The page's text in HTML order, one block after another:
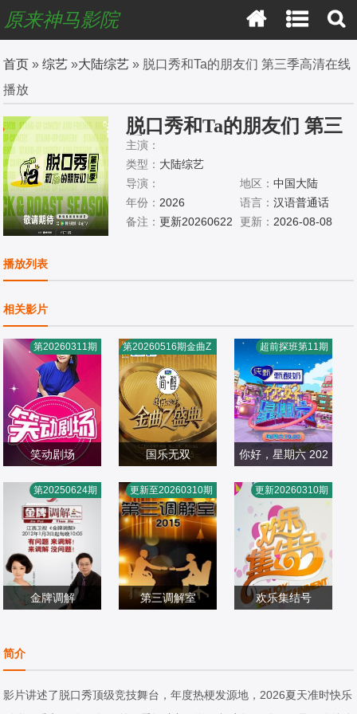
原来神马影院
首页 »综艺 »大陆综艺 » 脱口秀和Ta的朋友们 第三季高清在线
播放
脱口秀和Ta的朋友们 第三
季
主演：
类型： 大陆综艺
导演：
地区： 中国大陆
年份： 2026 语言： 汉语普通话
备注：更新20260622 更新： 2026-08-08
播放列表
相关影片
笑动剧场
志文,曹云金,文松
大陆综艺
2023/大陆
第20260311期
国乐无双
杰,雷佳,李宇春,梁
咏琪,单依纯,宋亚
轩,王菀之,王栎鑫,
张子墨,何浩楠,李
昊,姚晓棠,井胧,邵
大陆综艺
2026/中国大陆
第20260516期金曲Z
盛典
你好，星期六 202
琴,秦霄贤,王鹤棣,
黄明昊,蔡文静,赵
小棠,冯禧
大陆综艺
2022/中国大陆
超前探班第11期
金牌调解
大陆综艺
2011/中国大陆
第20250624期
第三调解室
2011/中国大陆
更新至20260310期
欢乐集结号
2009/中国大陆
更新20260310期
简介
影片讲述了脱口秀顶级竞技舞台，年度热梗发源地，2026夏天准时快乐